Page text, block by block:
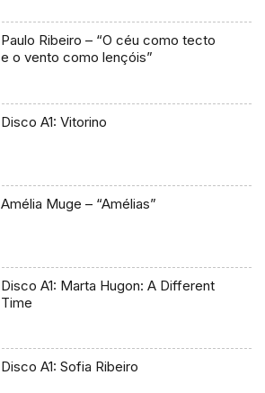
Paulo Ribeiro – “O céu como tecto
e o vento como lençóis”
Disco A1: Vitorino
Amélia Muge – “Amélias”
Disco A1: Marta Hugon: A Different
Time
Disco A1: Sofia Ribeiro